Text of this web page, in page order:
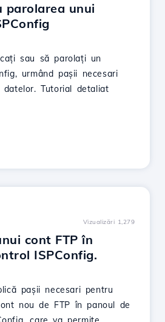
parolarea unui
sau să parolați un
urmând pașii necesari
Tutorial detaliat
Vizualizări 1,279
cont FTP în
ISPConfig.
pașii necesari pentru
nou de FTP în panoul de